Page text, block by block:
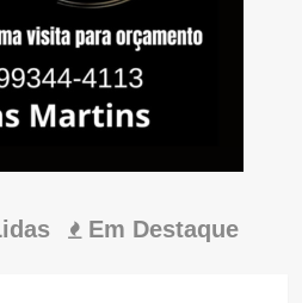
Em Destaque